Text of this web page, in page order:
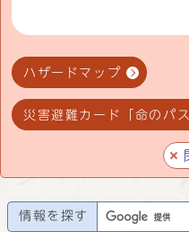
ハザードマップ
災害避難カード「命のパ
情報を探す